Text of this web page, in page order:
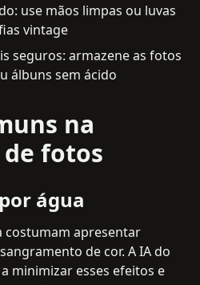
use mãos limpas ou luvas
vintage
seguros: armazene as fotos
álbuns sem ácido
na
fotos
água
costumam apresentar
de cor. A IA do
minimizar esses efeitos e